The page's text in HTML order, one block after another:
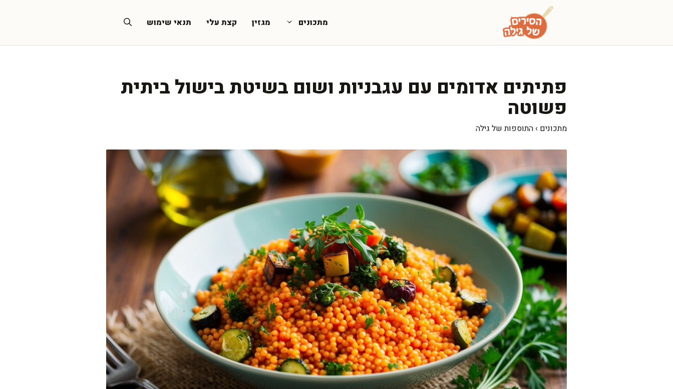
מתכונים מגזין קצת עלי תנאי שימוש
פתיתים אדומים עם עגבניות ושום בשיטת בישול ביתית
פשוטה
מתכונים › התוספות של גילה